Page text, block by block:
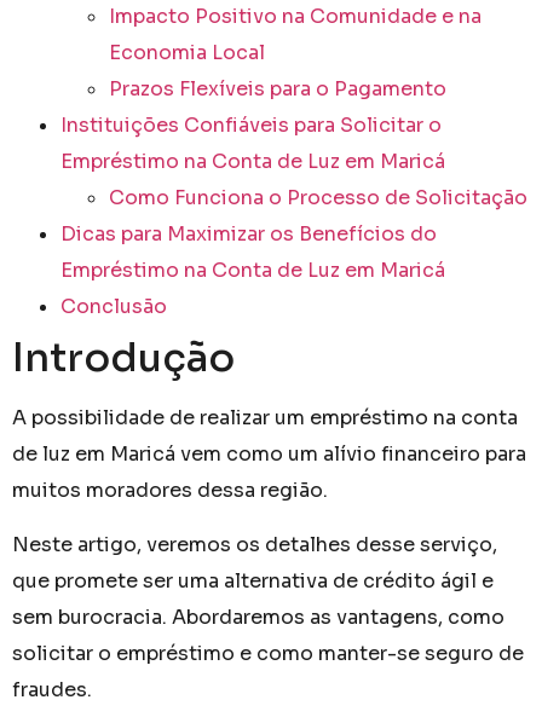
Impacto Positivo na Comunidade e na
Economia Local
Prazos Flexíveis para o Pagamento
Instituições Confiáveis para Solicitar o
Empréstimo na Conta de Luz em Maricá
Como Funciona o Processo de Solicitação
Dicas para Maximizar os Benefícios do
Empréstimo na Conta de Luz em Maricá
Conclusão
Introdução
A possibilidade de realizar um empréstimo na conta
de luz em Maricá vem como um alívio financeiro para
muitos moradores dessa região.
Neste artigo, veremos os detalhes desse serviço,
que promete ser uma alternativa de crédito ágil e
sem burocracia. Abordaremos as vantagens, como
solicitar o empréstimo e como manter-se seguro de
fraudes.